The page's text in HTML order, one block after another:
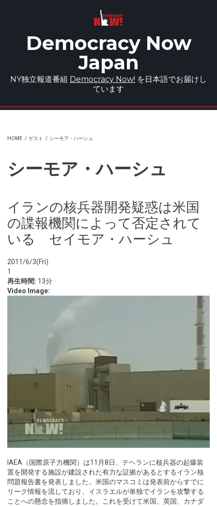
Democracy Now
Japan
NY独立報道番組 Democracy Now! を日本語でお届けし
ています
HOME / ゲスト / シーモア・ハーシュ
シーモア・ハーシュ
イランの核兵器開発疑惑は米国
の諜報機関によって否定されて
いる セイモア・ハーシュ
2011/6/3(Fri)
1
再生時間: 13分
Video Image:
IAEA（国際原子力機関）は11月8日、テヘランに核兵器の起爆装
置を開発する施設が建設された有力な証拠があるとするイラン核
問題報告書を発表しました。米国のマスコミは発表前からすでに
リーク情報を流しており、イスラエルが単独でイランを攻撃する
ことへの懸念を指摘しました。これを受けて米国、英国、カナダ